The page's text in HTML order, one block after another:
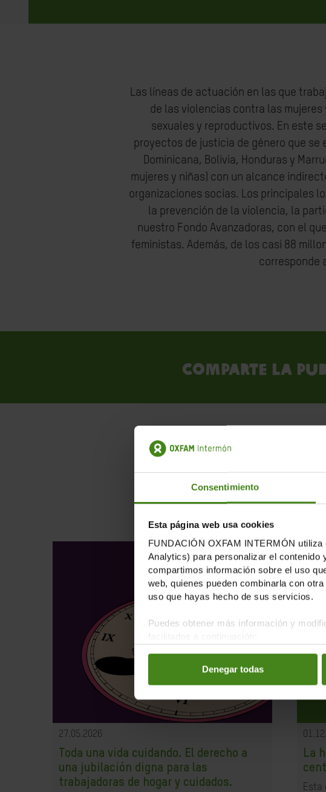
Consentimiento
Esta página web usa cookies
FUNDACIÓN OXFAM INTERMÓN
Analytics) para personalizar el contenido
compartimos información sobre el uso
web, quienes pueden combinarla con
uso que hayas hecho de sus servicios.
Puedes obtener más información y
Denegar todas
Las líneas de actuación en las que
de las violencias contra las
sexuales y reproductivos. En este
proyectos de justicia de género que se
Dominicana, Bolivia, Honduras y
mujeres y niñas) con un alcance
organizaciones socias. Los principales
la prevención de la violencia, la
nuestro Fondo Avanzadoras, con el
feministas. Además, de los casi 88
corresponde
Comparte la
27.05.2026
Toda una vida cuidando. El derecho a
una jubilación digna para las
trabajadoras de hogar y cuidados.
La
Esta